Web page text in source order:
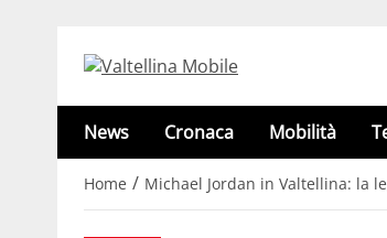
News Cronaca Mobilità
Home / Michael Jordan in Valtellina: la